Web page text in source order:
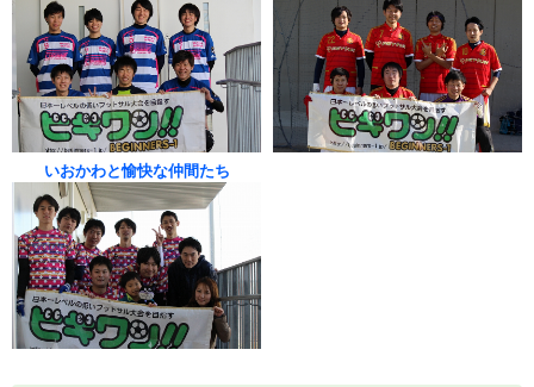
いおかわと愉快な仲間たち